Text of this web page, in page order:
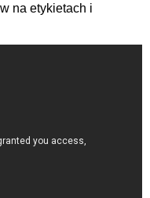
na etykietach i